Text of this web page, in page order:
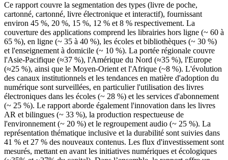
Ce rapport couvre la segmentation des types (livre de poche,
cartonné, cartonné, livre électronique et interactif), fournissant
environ 45 %, 20 %, 15 %, 12 % et 8 % respectivement. La
couverture des applications comprend les librairies hors ligne (~ 60 à
65 %), en ligne (~ 35 à 40 %), les écoles et bibliothèques (~ 30 %)
et l'enseignement à domicile (~ 10 %). La portée régionale couvre
l'Asie-Pacifique (≈37 %), l'Amérique du Nord (≈35 %), l'Europe
(≈25 %), ainsi que le Moyen-Orient et l'Afrique (~8 %). L'évolution
des canaux institutionnels et les tendances en matière d'adoption du
numérique sont surveillées, en particulier l'utilisation des livres
électroniques dans les écoles (~ 28 %) et les services d'abonnement
(~ 25 %). Le rapport aborde également l'innovation dans les livres
AR et bilingues (~ 33 %), la production respectueuse de
l'environnement (~ 20 %) et le regroupement audio (~ 25 %). La
représentation thématique inclusive et la durabilité sont suivies dans
41 % et 27 % des nouveaux contenus. Les flux d'investissement sont
mesurés, mettant en avant les initiatives numériques et écologiques